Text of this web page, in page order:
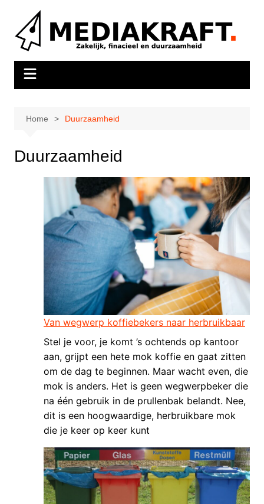
inhoud
Home Duurzaamheid
Duurzaamheid
Van wegwerp koffiebekers naar herbruikbaar
Stel je voor, je komt ’s ochtends op kantoor
aan, grijpt een hete mok koffie en gaat zitten
om de dag te beginnen. Maar wacht even, die
mok is anders. Het is geen wegwerpbeker die
na één gebruik in de prullenbak belandt. Nee,
dit is een hoogwaardige, herbruikbare mok
die je keer op keer kunt